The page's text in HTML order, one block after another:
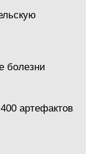
болезни
артефактов